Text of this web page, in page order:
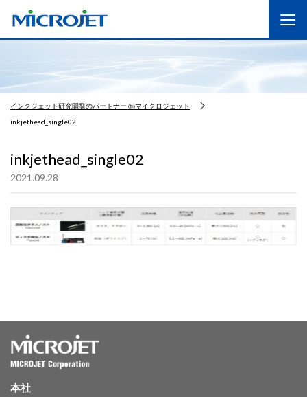
インクジェット研究開発のパートナー ㈱マイクロジェット
inkjethead_single02
inkjethead_single02
2021.09.28
本社